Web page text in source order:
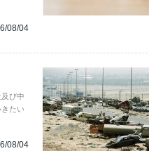
08/04
び中
たい
08/04